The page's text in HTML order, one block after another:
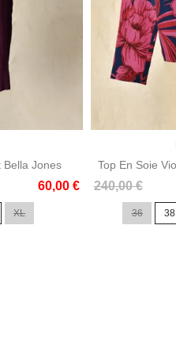
Bella Jones
60,00 €
XL
Top En Soie
240,00 €
Prix
Prix
36 38